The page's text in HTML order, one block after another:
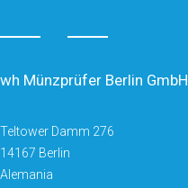
wh Münzprüfer Berlin GmbH
Teltower Damm 276
14167 Berlin
Alemania